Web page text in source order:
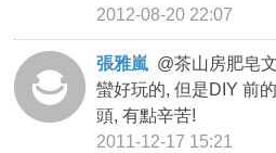
2012-08-20 22:07
張雅嵐 @茶山房肥皂
蠻好玩的, 但是DIY 前
頭, 有點辛苦!
2011-12-17 15:21